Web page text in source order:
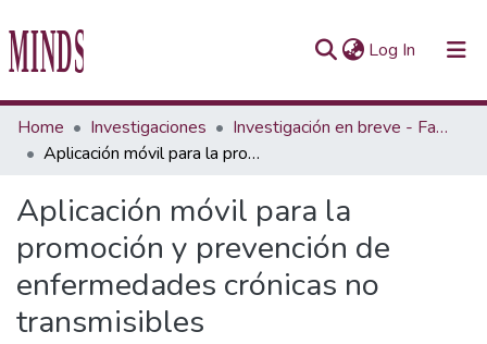
Log In (current)
Communities & Collections
All of Repository UTEC
Statistics
Home Investigaciones
Investigación en breve - Fascículo
Aplicación móvil para la promoción y prevención de enfermedades crónicas no transmisibles
Aplicación móvil para la
promoción y prevención de
enfermedades crónicas no
transmisibles